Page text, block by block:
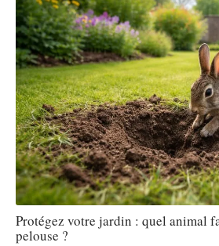
Protégez votre jardin : quel animal
pelouse ?